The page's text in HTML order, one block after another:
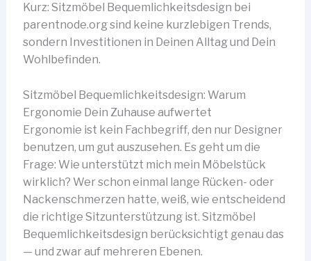
Kurz: Sitzmöbel Bequemlichkeitsdesign bei
parentnode.org sind keine kurzlebigen Trends,
sondern Investitionen in Deinen Alltag und Dein
Wohlbefinden.
Sitzmöbel Bequemlichkeitsdesign: Warum
Ergonomie Dein Zuhause aufwertet
Ergonomie ist kein Fachbegriff, den nur Designer
benutzen, um gut auszusehen. Es geht um die
Frage: Wie unterstützt mich mein Möbelstück
wirklich? Wer schon einmal lange Rücken- oder
Nackenschmerzen hatte, weiß, wie entscheidend
die richtige Sitzunterstützung ist. Sitzmöbel
Bequemlichkeitsdesign berücksichtigt genau das
— und zwar auf mehreren Ebenen.